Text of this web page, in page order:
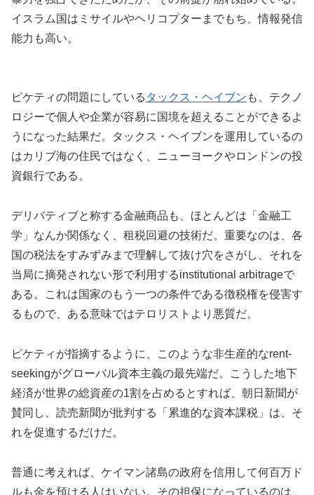
イスラム国はミサイルやヘリコプターまでもち、情報発信
能力も高い。
ピケティの問題にしている タックス・ヘイブン も、テクノ
ロジーで個人や企業が容易に国境を超えることができるよ
うになった結果だ。タックス・ヘイブンを運用しているの
はカリブ海の住民ではなく、ニューヨークやロンドンの投
資銀行である。
デリバティブと称する金融商品も、ほとんどは「金融工
学」なんか関係なく、租税回避の技術だ。重要なのは、各
国の税法をすみずみまで理解して抜け穴をさがし、それを
当局に摘発されない形で利用するinstitutional arbitrageで
ある。これは国家のもう一つの条件である徴税権を侵害す
るもので、ある意味ではテロリストより悪質だ。
ピケティが指摘するように、このような非生産的なrent-
seekingがグローバル資本主義の最先端だ。こうした地下
経済が世界の総資産の1割を占めるとすれば、朝日新聞が
賛同し、読売新聞が批判する「累進的な資本課税」は、そ
れを促進するだけだ。
普通に考えれば、ケイマン諸島の政府を信用して何百万ド
ルも金を預ける人はいない。その担保になっているのは、